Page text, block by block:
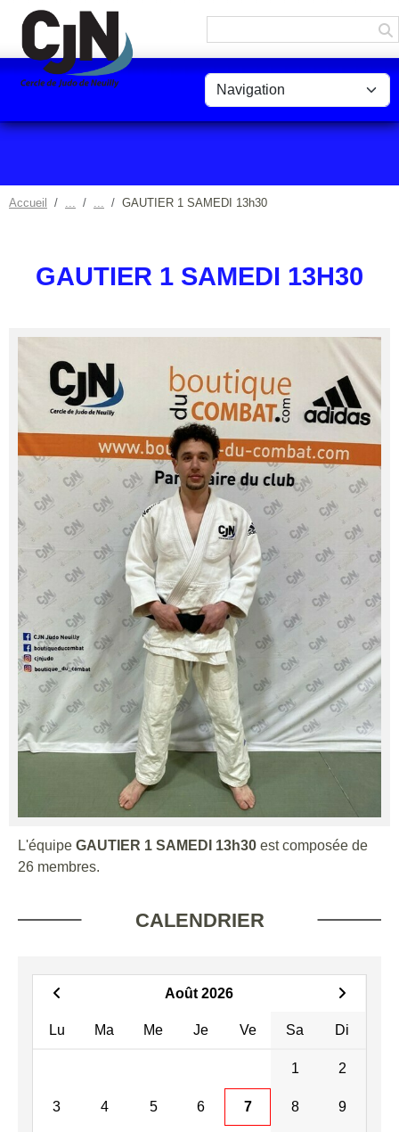
Accueil GAUTIER 1 SAMEDI 13h30
GAUTIER 1 SAMEDI 13H30
L'équipe GAUTIER 1 SAMEDI 13h30 est composée de
26 membres.
CALENDRIER
Août 2026
Lu Ma Me Je Ve Sa Di
1 2
3 4 5 6 7 8 9
Panneau de gestion des cookies